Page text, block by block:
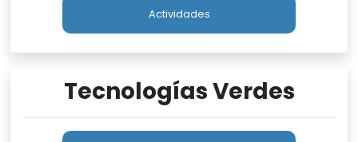
Actividades
Tecnologías Verdes